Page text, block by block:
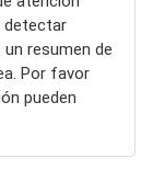
detectar
resumen de
Por favor
pueden